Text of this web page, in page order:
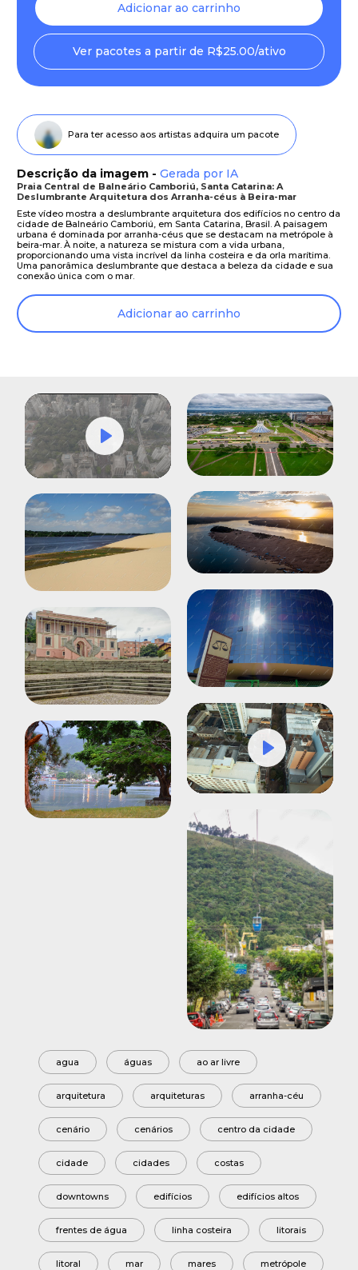
Adicionar ao carrinho
Ver pacotes a partir de R$25.00/ativo
Para ter acesso aos artistas adquira um pacote
Descrição da imagem - Gerada por IA
Praia Central de Balneário Camboriú, Santa Catarina: A
Deslumbrante Arquitetura dos Arranha-céus à Beira-mar
Este vídeo mostra a deslumbrante arquitetura dos edifícios no centro da
cidade de Balneário Camboriú, em Santa Catarina, Brasil. A paisagem
urbana é dominada por arranha-céus que se destacam na metrópole à
beira-mar. À noite, a natureza se mistura com a vida urbana,
proporcionando uma vista incrível da linha costeira e da orla marítima.
Uma panorâmica deslumbrante que destaca a beleza da cidade e sua
conexão única com o mar.
Adicionar ao carrinho
Mute Settings
Play
Mute Settings
Play
agua águas ao ar livre
arquitetura arquiteturas arranha-céu
cenário cenários centro da cidade
cidade cidades costas
downtowns edifícios edifícios altos
frentes de água linha costeira litorais
litoral mar mares metrópole